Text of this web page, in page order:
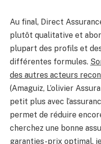
Au final, Direct
plutôt qualitative et
plupart des profils et
différentes formules.
des autres acteurs
(Amaguiz, L’olivier
petit plus avec
permet de réduire
cherchez une bonne
garanties-prix optimal,